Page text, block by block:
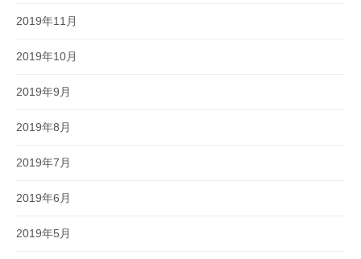
2019年11月
2019年10月
2019年9月
2019年8月
2019年7月
2019年6月
2019年5月